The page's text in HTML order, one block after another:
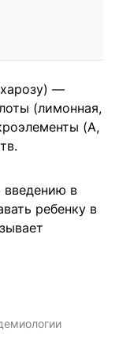
—
(лимонная,
(А,
введению в
ребенку в